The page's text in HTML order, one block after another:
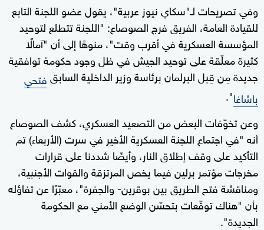
وفي تصريحات لـ"سكاي نيوز عربية"، يقول عضو اللجنة التابع
للقيادة العامة، الفريق فرج الصوصاع: "اللجنة تتطلع لتوحيد
المؤسسة العسكرية في أقرب وقت"، منوهًا إلى أن "آمالًا
كثيرة معلّقة على توحيد الجيش في ظل وجود حكومة توافقية
جديدة مِن قِبل البرلمان برئاسة وزير الداخلية السابقفتحي
باشاغا".
وعن تخوّفات البعض من التصعيد العسكري، كشف الصوصاع
أنه "في اجتماع اللجنة العسكرية الأخير في سرت (الأربعاء) تم
التأكيد على وقف إطلاق النار، وأيضًا شددنا على قرارات
مخرجات مؤتمر برلين فيما يخص المرتزقة والقوات الأجنبية،
ومناقشة فتح الطريق بين بوقرين- والجفرة"، معبّرًا عن تفاؤله
بأن "هناك توقّعات بتحسّن الوضع الأمني مع الحكومة
الجديدة".